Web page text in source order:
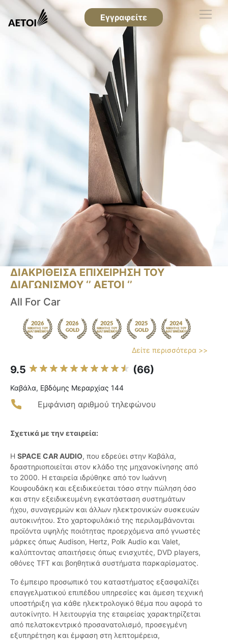
Εγγραφείτε
ΔΙΑΚΡΙΘΕΙΣΑ ΕΠΙΧΕΙΡΗΣΗ ΤΟΥ
ΔΙΑΓΩΝΙΣΜΟΥ ‘’ ΑΕΤΟΙ ‘’
All For Car
Δείτε περισσότερα >>
9.5 (66)
Καβάλα, Εβδόμης Μεραρχίας 144
Εμφάνιση αριθμού τηλεφώνου
Σχετικά με την εταιρεία:
Η SPACE CAR AUDIO, που εδρεύει στην Καβάλα,
δραστηριοποιείται στον κλάδο της μηχανοκίνησης από
το 2000. Η εταιρεία ιδρύθηκε από τον Ιωάννη
Κουφουδάκη και εξειδικεύεται τόσο στην πώληση όσο
και στην εξειδικευμένη εγκατάσταση συστημάτων
ήχου, συναγερμών και άλλων ηλεκτρονικών συσκευών
αυτοκινήτου. Στο χαρτοφυλάκιό της περιλαμβάνονται
προϊόντα υψηλής ποιότητας προερχόμενα από γνωστές
μάρκες όπως Audison, Hertz, Polk Audio και Valet,
καλύπτοντας απαιτήσεις όπως ενισχυτές, DVD players,
οθόνες TFT και βοηθητικά συστήματα παρκαρίσματος.
Το έμπειρο προσωπικό του καταστήματος εξασφαλίζει
επαγγελματικού επιπέδου υπηρεσίες και άμεση τεχνική
υποστήριξη για κάθε ηλεκτρολογικό θέμα που αφορά το
αυτοκίνητο. Η λειτουργία της εταιρείας χαρακτηρίζεται
από πελατοκεντρικό προσανατολισμό, προσεγμένη
εξυπηρέτηση και έμφαση στη λεπτομέρεια,